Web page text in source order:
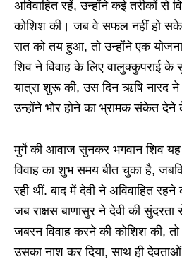
अविवाहित रहें, उन्होंने कई तरीकों से
कोशिश की। जब वे सफल नहीं हो
रात को तय हुआ, तो उन्होंने एक
शिव ने विवाह के लिए वालुक्कुपराई के
यात्रा शुरू की, उस दिन ऋषि नारद ने
उन्होंने भोर होने का भ्रामक संकेत देने
मुर्गे की आवाज सुनकर भगवान शिव
विवाह का शुभ समय बीत चुका है,
रही थीं. बाद में देवी ने अविवाहित
जब राक्षस बाणासुर ने देवी की
जबरन विवाह करने की कोशिश की,
उसका नाश कर दिया, साथ ही